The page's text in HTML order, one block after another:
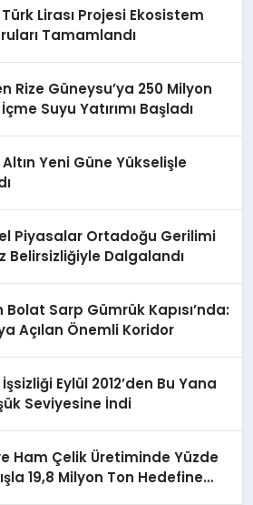
Lirası Projesi Ekosistem
Tamamlandı
Rize Güneysu’ya 250 Milyon
İçme Suyu Yatırımı Başladı
Yeni Güne Yükselişle
Piyasalar Ortadoğu Gerilimi
Belirsizliğiyle Dalgalandı
Bolat Sarp Gümrük Kapısı’nda:
Açılan Önemli Koridor
İşsizliği Eylül 2012’den Bu Yana
Seviyesine İndi
Ham Çelik Üretiminde Yüzde
19,8 Milyon Ton Hedefine